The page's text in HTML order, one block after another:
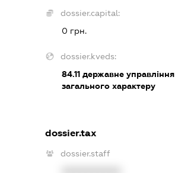
dossier.capital:
0 грн.
dossier.kveds:
84.11державне управління
загального характеру
dossier.tax
dossier.staff